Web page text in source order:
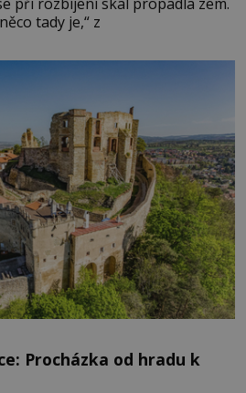
tady je,“ z
Procházka od hradu k